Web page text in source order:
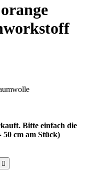
Bitte einfach die
50 cm am Stück)
